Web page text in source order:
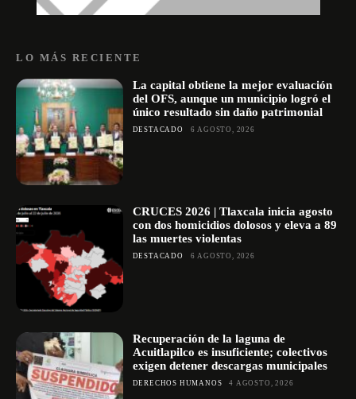
LO MÁS RECIENTE
La capital obtiene la mejor evaluación
del OFS, aunque un municipio logró el
único resultado sin daño patrimonial
DESTACADO 6 AGOSTO, 2026
CRUCES 2026 | Tlaxcala inicia agosto
con dos homicidios dolosos y eleva a 89
las muertes violentas
DESTACADO 6 AGOSTO, 2026
Recuperación de la laguna de
Acuitlapilco es insuficiente; colectivos
exigen detener descargas municipales
DERECHOS HUMANOS 4 AGOSTO, 2026